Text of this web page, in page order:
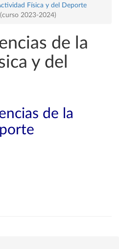
Física y del Deporte
2023-2024)
de la
y del
de la